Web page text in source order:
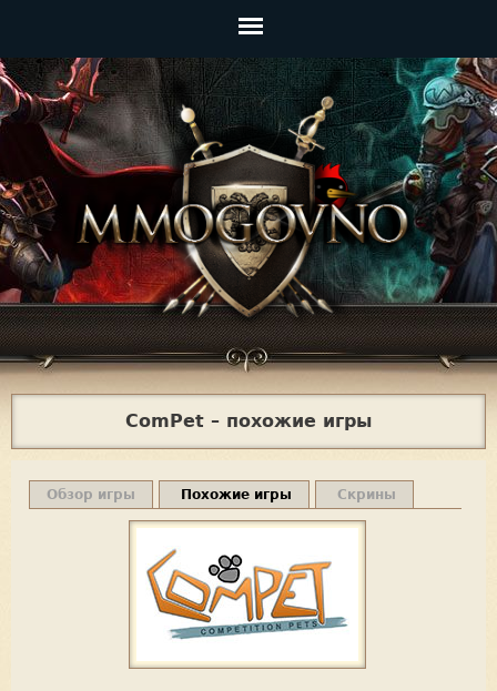
Главное
меню
Jump to navigation
ComPet – похожие игры
Обзор игры Похожие игры Скрины